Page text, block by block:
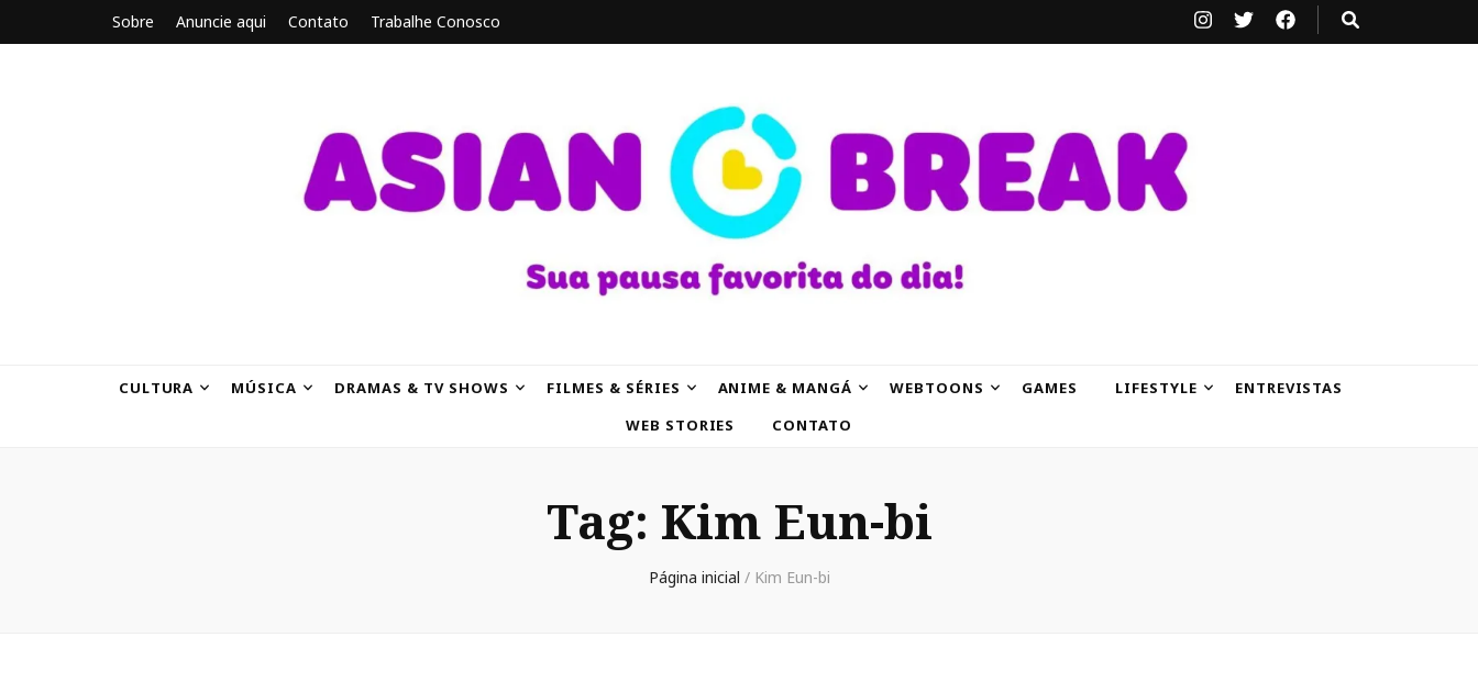
Sobre Anuncie aqui Contato Trabalhe Conosco
CULTURA MÚSICA DRAMAS & TV SHOWS FILMES & SÉRIES ANIME & MANGÁ WEBTOONS GAMES LIFESTYLE
ENTREVISTAS
WEB STORIES
CONTATO
Tag: Kim Eun-bi
Página inicial / Kim Eun-bi